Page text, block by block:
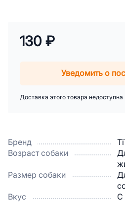
Бренд
Возраст собаки
Размер собаки
Вкус
С
130 ₽
Уведомить о
Доставка этого товара недоступна